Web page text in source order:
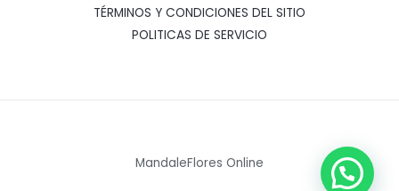
TÉRMINOS Y CONDICIONES DEL SITIO
POLITICAS DE SERVICIO
MandaleFlores Online